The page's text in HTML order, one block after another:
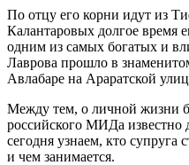
По отцу его корни идут из
Калантаровых долгое время
одним из самых богатых и
Лаврова прошло в
Авлабаре на Араратской
Между тем, о личной жизни
российского МИДа известно
сегодня узнаем, кто супруга
и чем занимается.